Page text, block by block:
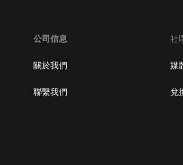
公司信息
關於我們
聯繫我們
社
媒
兌